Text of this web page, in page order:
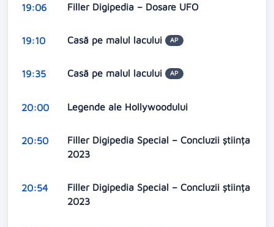
19:06 Filler Digipedia – Dosare UFO
19:10 Casă pe malul lacului AP
19:35 Casă pe malul lacului AP
20:00 Legende ale Hollywoodului
20:50
Filler Digipedia Special – Concluzii știința
2023
20:54
Filler Digipedia Special – Concluzii știința
2023